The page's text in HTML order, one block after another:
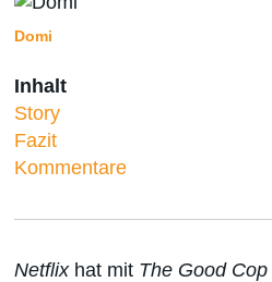
Domi
Inhalt
Story
Fazit
Kommentare
Netflix hat mit The Good